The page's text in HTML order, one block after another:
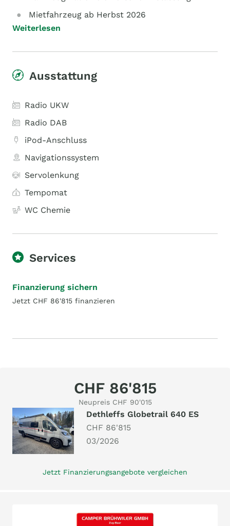
Mietfahrzeug ab Herbst 2026
Weiterlesen
Ausstattung
Radio UKW
Radio DAB
iPod-Anschluss
Navigationssystem
Servolenkung
Tempomat
WC Chemie
Services
Finanzierung sichern
Jetzt CHF 86'815 finanzieren
CHF 86'815
Neupreis CHF 90'015
Dethleffs Globetrail 640 ES
CHF 86'815
03/2026
Jetzt Finanzierungsangebote vergleichen